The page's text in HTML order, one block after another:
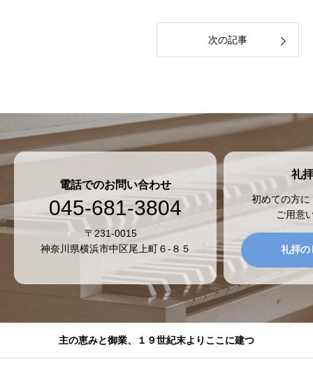
次の記事
電話でのお問い合わせ
045-681-3804
〒231-0015
神奈川県横浜市中区尾上町６-８５
礼
初めての方
ご用意
礼拝の
主の恵みと御業、１９世紀末よりここに建つ